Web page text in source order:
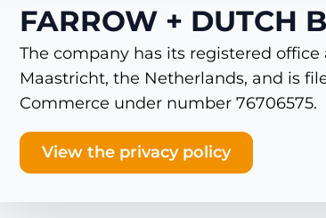
FARROW + DUTCH
The company has its registered office
Maastricht, the Netherlands, and is
Commerce under number 76706575.
View the privacy policy